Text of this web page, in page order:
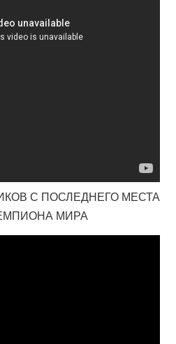
С ПОСЛЕДНЕГО МЕСТА
МИРА